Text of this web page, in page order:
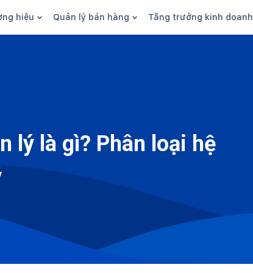
hiệu Quản lý bán hàng
Tài chính
Nhân viên
Tăng trưởng kinh doanh
lý là gì? Phân loại hệ